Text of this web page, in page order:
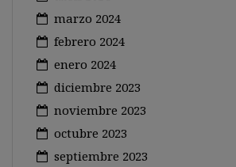
marzo 2024
febrero 2024
enero 2024
diciembre 2023
noviembre 2023
octubre 2023
septiembre 2023